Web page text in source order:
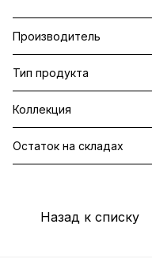
Производитель
Тип продукта
Коллекция
Остаток на складах
Назад к списку